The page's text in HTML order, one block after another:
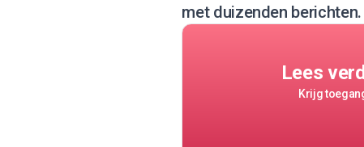
met duizenden berichten.
Lees
Krijg